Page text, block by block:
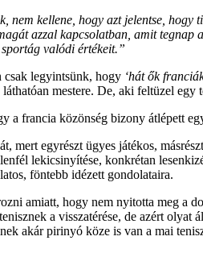
nem kellene, hogy azt jelentse, hogy
azzal kapcsolatban, amit
valódi értékeit.”
legyintsünk, hogy ‘hát ők
mestere. De, aki feltüzel
a francia közönség bizony átlépett
mert egyrészt ügyes játékos,
lekicsinyítése, konkrétan
föntebb idézett gondolataira.
amiatt, hogy nem nyitotta meg a
a visszatérése, de azért
akár pirinyó köze is van a mai